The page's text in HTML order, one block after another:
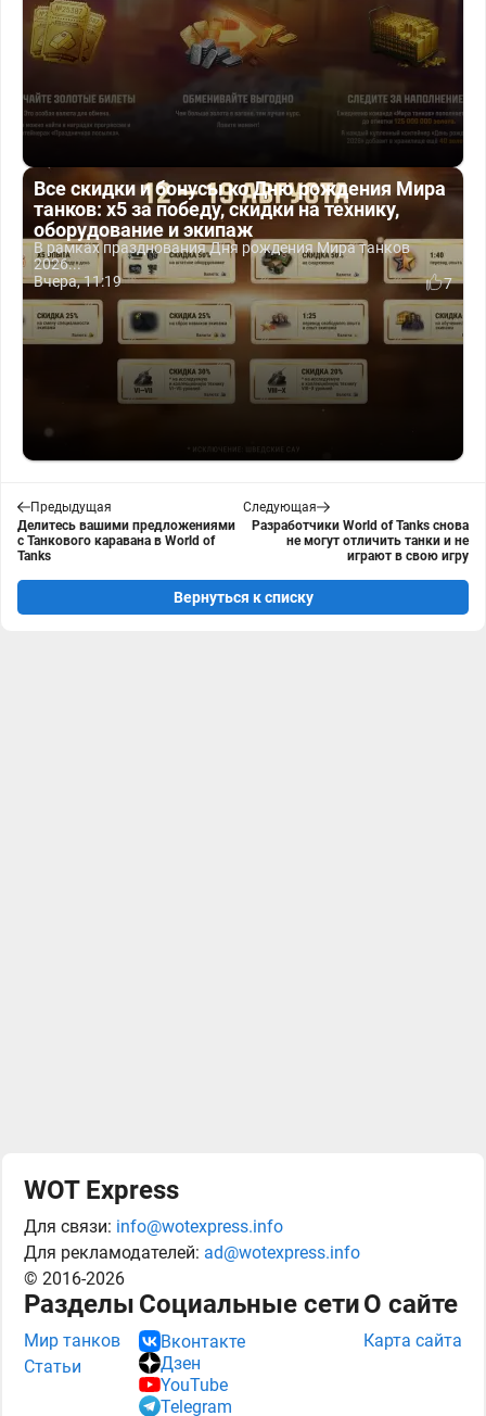
Все скидки и бонусы ко Дню рождения Мира
танков: x5 за победу, скидки на технику,
оборудование и экипаж
В рамках празднования Дня рождения Мира танков
2026...
Вчера, 11:19
7
Предыдущая
Делитесь вашими предложениями
с Танкового каравана в World of
Tanks
Следующая
Разработчики World of Tanks снова
не могут отличить танки и не
играют в свою игру
Вернуться к списку
WOT Express
Для связи: info@wotexpress.info
Для рекламодателей: ad@wotexpress.info
© 2016-2026
Разделы
Мир танков
Статьи
Социальные сети
Вконтакте
Дзен
YouTube
Telegram
О сайте
Карта сайта